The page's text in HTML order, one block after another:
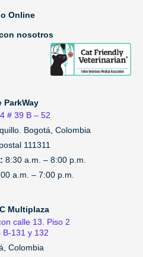
Online
nosotros
ParkWay
# 39 B – 52
Bogotá, Colombia
111311
8:30 a.m. – 8:00 p.m.
a.m. – 7:00 p.m.
Multiplaza
calle 13. Piso 2
B-131 y 132
Colombia